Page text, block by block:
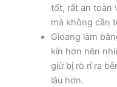
tốt, rất an toàn
mà không cần
Gioang làm
kín hơn nên
giừ bị rò rỉ ra
lâu hơn.